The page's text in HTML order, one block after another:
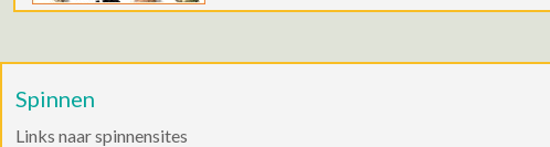
Spinnen
Links naar spinnensites